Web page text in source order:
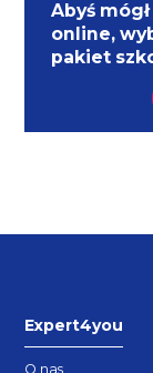
Abyś
online,
pakiet
Expert4you
O nas